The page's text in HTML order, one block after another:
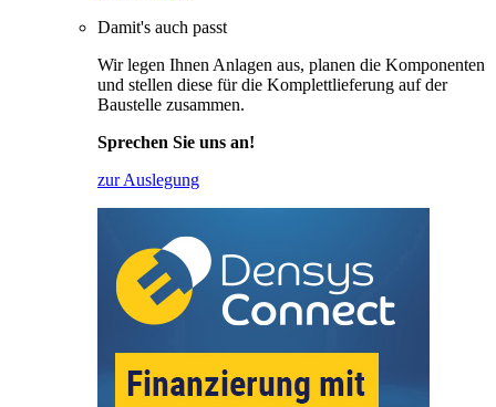
Damit's auch passt
Wir legen Ihnen Anlagen aus, planen die Komponenten
und stellen diese für die Komplettlieferung auf der
Baustelle zusammen.
Sprechen Sie uns an!
zur Auslegung